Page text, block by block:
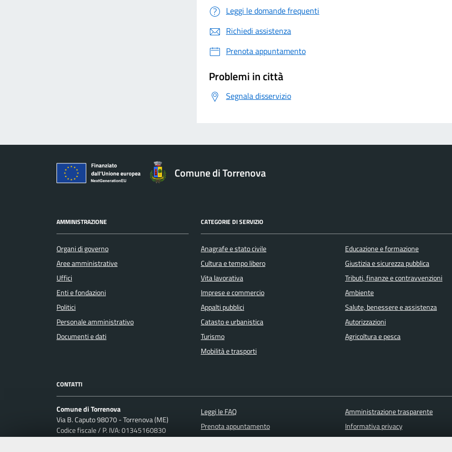
Leggi le domande frequenti
Richiedi assistenza
Prenota appuntamento
Problemi in città
Segnala disservizio
Comune di Torrenova
AMMINISTRAZIONE
Organi di governo
Aree amministrative
Uffici
Enti e fondazioni
Politici
Personale amministrativo
Documenti e dati
CATEGORIE DI SERVIZIO
Anagrafe e stato civile
Cultura e tempo libero
Vita lavorativa
Imprese e commercio
Appalti pubblici
Catasto e urbanistica
Turismo
Mobilità e trasporti
Educazione e formazione
Giustizia e sicurezza pubblica
Tributi, finanze e contravvenzioni
Ambiente
Salute, benessere e assistenza
Autorizzazioni
Agricoltura e pesca
CONTATTI
Comune di Torrenova
Via B. Caputo 98070 - Torrenova (ME)
Codice fiscale / P. IVA: 01345160830
Leggi le FAQ
Prenota appuntamento
Amministrazione trasparente
Informativa privacy